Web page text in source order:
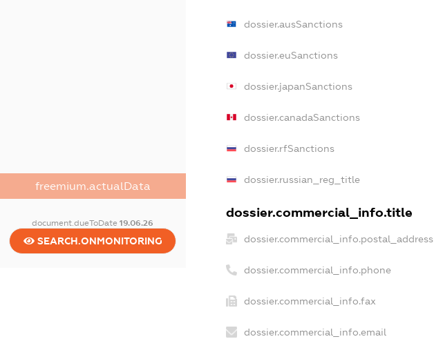
freemium.actualData
document.dueToDate19.06.26
SEARCH.ONMONITORING
dossier.ausSanctions
dossier.euSanctions
dossier.japanSanctions
dossier.canadaSanctions
dossier.rfSanctions
dossier.russian_reg_title
dossier.commercial_info.title
dossier.commercial_info.postal_address
dossier.commercial_info.phone
dossier.commercial_info.fax
dossier.commercial_info.email